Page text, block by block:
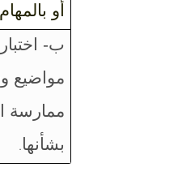
أو
ب-
مواضيع
ممارسة
بشأنها .